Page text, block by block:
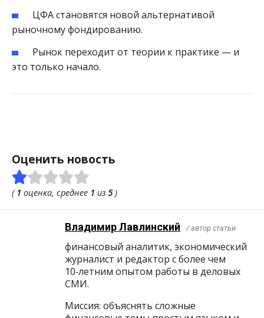
ЦФА становятся новой альтернативой
рыночному фондированию.
Рынок переходит от теории к практике — и
это только начало.
Оценить новость
( 1 оценка, среднее 1 из 5)
Владимир Лавлинский / автор статьи
финансовый аналитик, экономический
журналист и редактор с более чем
10‑летним опытом работы в деловых
СМИ.
Миссия: объяснять сложные